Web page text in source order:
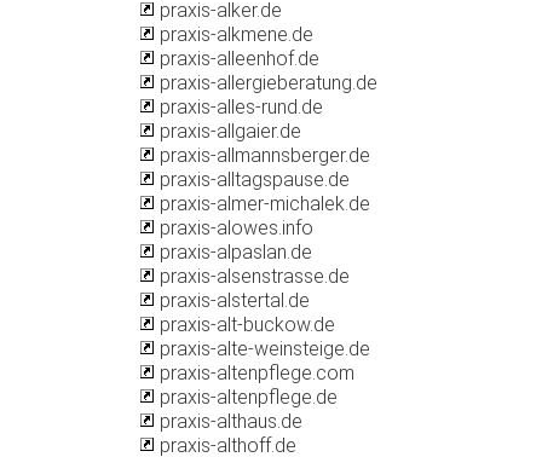
praxis-alker.de
praxis-alkmene.de
praxis-alleenhof.de
praxis-allergieberatung.de
praxis-alles-rund.de
praxis-allgaier.de
praxis-allmannsberger.de
praxis-alltagspause.de
praxis-almer-michalek.de
praxis-alowes.info
praxis-alpaslan.de
praxis-alsenstrasse.de
praxis-alstertal.de
praxis-alt-buckow.de
praxis-alte-weinsteige.de
praxis-altenpflege.com
praxis-altenpflege.de
praxis-althaus.de
praxis-althoff.de